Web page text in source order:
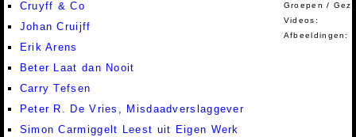
Cruyff & Co
Johan Cruijff
Erik Arens
Beter Laat dan Nooit
Carry Tefsen
Peter R. De Vries, Misdaadverslaggever
Simon Carmiggelt Leest uit Eigen Werk
Groepen /
Videos:
Afbeeldingen: